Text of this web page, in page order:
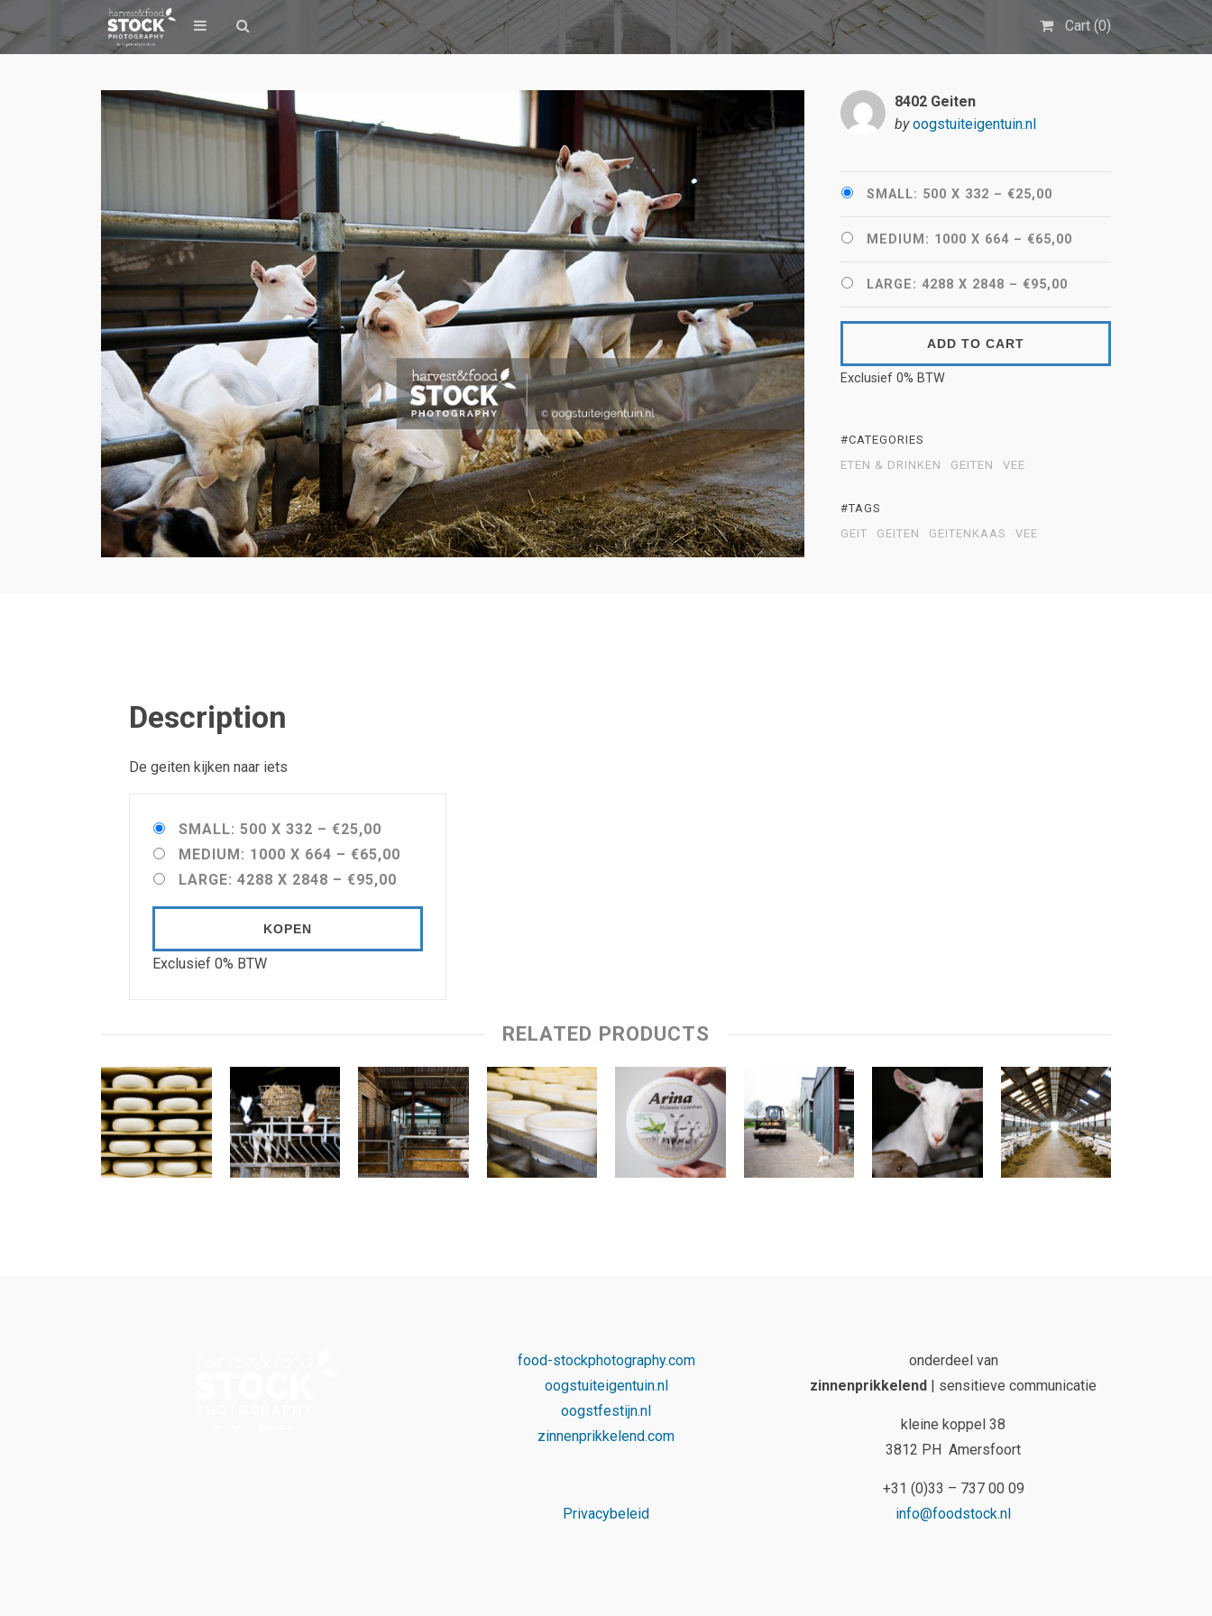
Cart (0)
8402 Geiten
by oogstuiteigentuin.nl
SMALL: 500 X 332 – €25,00
MEDIUM: 1000 X 664 – €65,00
LARGE: 4288 X 2848 – €95,00
ADD TO CART
Exclusief 0% BTW
#CATEGORIES
ETEN & DRINKEN
GEITEN VEE
#TAGS
GEIT
GEITEN GEITENKAAS VEE
Description
De geiten kijken naar iets
SMALL: 500 X 332 – €25,00
MEDIUM: 1000 X 664 – €65,00
LARGE: 4288 X 2848 – €95,00
KOPEN
Exclusief 0% BTW
RELATED PRODUCTS
food-stockphotography.com
oogstuiteigentuin.nl
oogstfestijn.nl
zinnenprikkelend.com
Privacybeleid
onderdeel van
zinnenprikkelend | sensitieve communicatie
kleine koppel 38
3812 PH Amersfoort
+31 (0)33 – 737 00 09
info@foodstock.nl